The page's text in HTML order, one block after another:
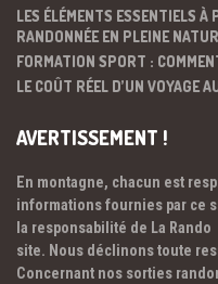
LES ÉLÉMENTS ESSENTIELS
RANDONNÉE EN PLEINE
FORMATION SPORT :
LE COÛT RÉEL D’UN VOYAGE
AVERTISSEMENT !
En montagne, chacun est
informations fournies par ce
la responsabilité de La
site. Nous déclinons toute
Concernant nos sorties